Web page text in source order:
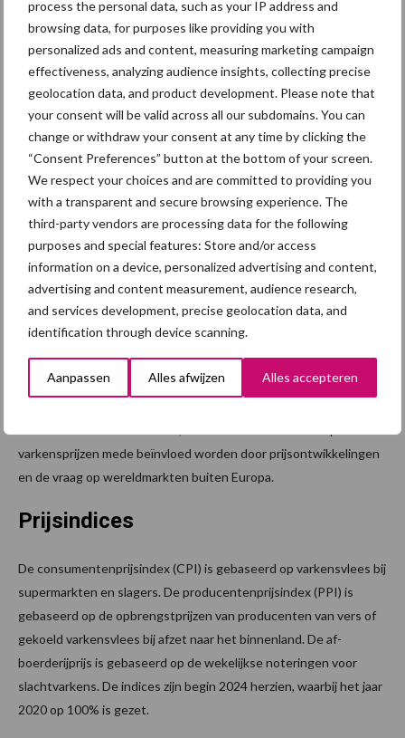
process the personal data, such as your IP address and
browsing data, for purposes like providing you with
personalized ads and content, measuring marketing campaign
effectiveness, analyzing audience insights, collecting precise
geolocation data, and product development. Please note that
your consent will be valid across all our subdomains. You can
change or withdraw your consent at any time by clicking the
“Consent Preferences” button at the bottom of your screen.
We respect your choices and are committed to providing you
with a transparent and secure browsing experience. The
third-party vendors are processing data for the following
purposes and special features: Store and/or access
information on a device, personalized advertising and content,
advertising and content measurement, audience research,
and services development, precise geolocation data, and
identification through device scanning.
Aanpassen Alles afwijzen Alles accepteren
een lichte stijging zien. De gemiddelde prijs is in het najaar, vooral
in november, iets hoger. De retail heeft een eigen prijsbeleid dat
beperkt beïnvloed wordt door de inkoopprijs. Het prijsniveau bij
concurrenten, promotieacties en de rol van vlees in het totale
productassortiment van supermarkten spelen ook een rol.
Prijsbewegingen van de industrie (producentenprijs) en boeren
(af boerderij) vertonen daarom nauwelijks samenhang met de
supermarkten worden jaarcontracten gebruikt. Daarbinnen vindt
per vier weken overleg plaats over reclameacties. Afhankelijk van
onder andere het weer vinden dagelijks correcties plaats op de
bestelde volumes. Slachterijen geven de prijsbewegingen op hun
afzetmarkt door aan de varkenshouders. De markten voor
varkens en varkensvlees in Noordwest-Europa zijn nauw met
elkaar verweven. De prijsvorming is vrij. Door de seizoenseffecten
in de afzet op detailhandelsniveau schommelen ook de wekelijkse
slachterij- en handelsnoteringen of opbrengsten van
varkensprijzen mede beïnvloed worden door prijsontwikkelingen
en de vraag op wereldmarkten buiten Europa.
Prijsindices
De consumentenprijsindex (CPI) is gebaseerd op varkensvlees bij
supermarkten en slagers. De producentenprijsindex (PPI) is
gebaseerd op de opbrengstprijzen van producenten van vers of
gekoeld varkensvlees bij afzet naar het binnenland. De af-
boerderijprijs is gebaseerd op de wekelijkse noteringen voor
slachtvarkens. De indices zijn begin 2024 herzien, waarbij het jaar
2020 op 100% is gezet.